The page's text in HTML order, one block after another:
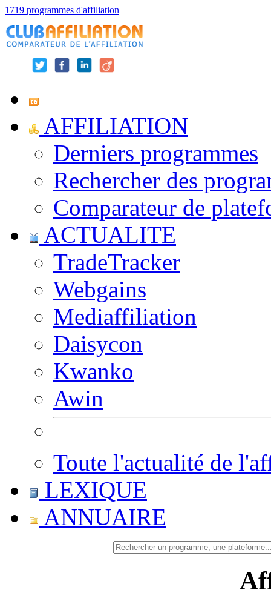
1719 programmes d'affiliation
AFFILIATION
Derniers programmes
Rechercher des
Comparateur de
ACTUALITE
TradeTracker
Webgains
Mediaffiliation
Daisycon
Kwanko
Awin
Toute l'actualité de
LEXIQUE
ANNUAIRE